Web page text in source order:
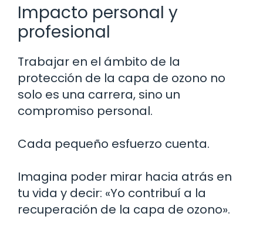
Impacto personal y
profesional
Trabajar en el ámbito de la
protección de la capa de ozono no
solo es una carrera, sino un
compromiso personal.
Cada pequeño esfuerzo cuenta.
Imagina poder mirar hacia atrás en
tu vida y decir: «Yo contribuí a la
recuperación de la capa de ozono».